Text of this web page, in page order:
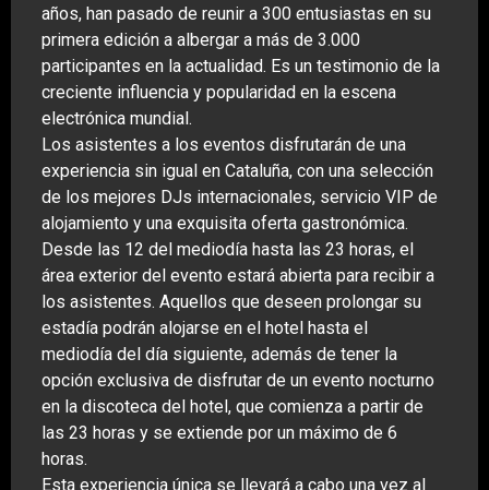
años, han pasado de reunir a 300 entusiastas en su
primera edición a albergar a más de 3.000
participantes en la actualidad. Es un testimonio de la
creciente influencia y popularidad en la escena
electrónica mundial.
Los asistentes a los eventos disfrutarán de una
experiencia sin igual en Cataluña, con una selección
de los mejores DJs internacionales, servicio VIP de
alojamiento y una exquisita oferta gastronómica.
Desde las 12 del mediodía hasta las 23 horas, el
área exterior del evento estará abierta para recibir a
los asistentes. Aquellos que deseen prolongar su
estadía podrán alojarse en el hotel hasta el
mediodía del día siguiente, además de tener la
opción exclusiva de disfrutar de un evento nocturno
en la discoteca del hotel, que comienza a partir de
las 23 horas y se extiende por un máximo de 6
horas.
Esta experiencia única se llevará a cabo una vez al